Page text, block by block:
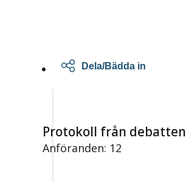
Dela/Bädda in
Protokoll från debatten
Anföranden: 12